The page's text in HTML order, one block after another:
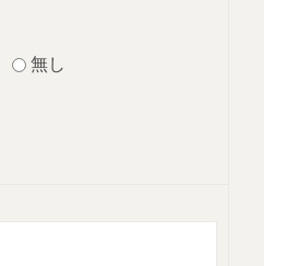
無し